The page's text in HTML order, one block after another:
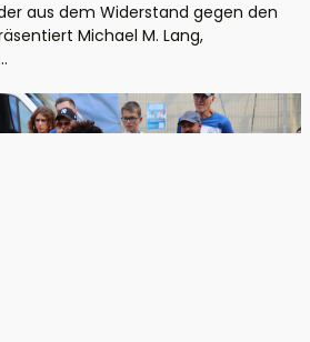
aus dem Widerstand gegen den
Michael M. Lang,